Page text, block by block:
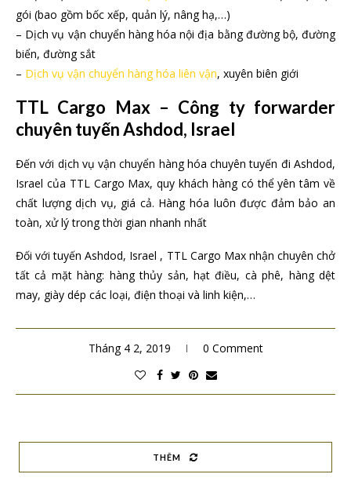
gói (bao gồm bốc xếp, quản lý, nâng hạ,…)
– Dịch vụ vận chuyển hàng hóa nội địa bằng đường bộ, đường
biển, đường sắt
– Dịch vụ vận chuyển hàng hóa liên vận, xuyên biên giới
TTL Cargo Max – Công ty forwarder
chuyên tuyến Ashdod, Israel
Đến với dịch vụ vận chuyển hàng hóa chuyên tuyến đi Ashdod,
Israel của TTL Cargo Max, quy khách hàng có thể yên tâm về
chất lượng dịch vụ, giá cả. Hàng hóa luôn được đảm bảo an
toàn, xử lý trong thời gian nhanh nhất
Đối với tuyến Ashdod, Israel , TTL Cargo Max nhận chuyên chở
tất cả mặt hàng: hàng thủy sản, hạt điều, cà phê, hàng dệt
may, giày dép các loại, điện thoại và linh kiện,…
Tháng 4 2, 2019 0 Comment
THÊM